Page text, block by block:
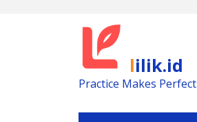
lilik.id
Practice Makes Perfect